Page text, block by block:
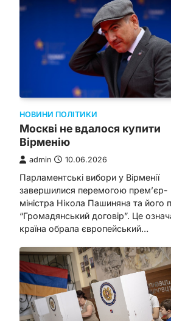
НОВИНИ ПОЛІТИКИ
Москві не вдалося купити
Вірменію
admin 10.06.2026
Парламентські вибори у Вірменії
завершилися перемогою прем’єр-
міністра Нікола Пашиняна та його
“Громадянський договір”. Це
країна обрала європейський…